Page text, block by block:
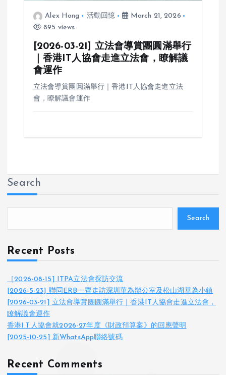
Alex Hong 活動回憶
March 21, 2026
895 views
[2026-03-21] 立法會導賞團圓滿舉行
｜香港IT人協會走進立法會，瞭解議
會運作
立法會導賞團圓滿舉行｜香港IT人協會走進立法
會，瞭解議會運作
Search
Search
Recent Posts
［2026-08-15] ITPA立法會探訪交流
[2026-5-23] 聯同ERB一齊走訪深圳華為辦公室及松山湖華為小鎮
[2026-03-21] 立法會導賞團圓滿舉行｜香港IT人協會走進立法會，
瞭解議會運作
香港I.T.人協會就2026-27年度《財政預算案》的回應聲明
[2025-10-25] 新WhatsApp聯絡號碼
Recent Comments